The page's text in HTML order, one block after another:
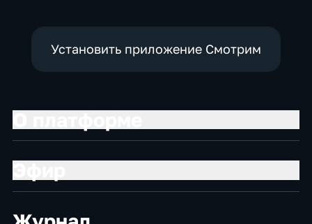
Установить приложение Смотрим